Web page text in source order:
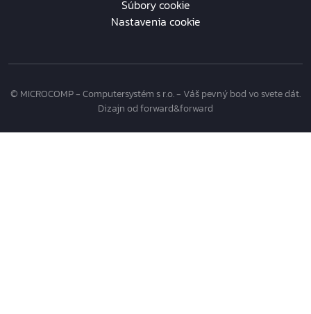
Súbory cookie
Nastavenia cookie
© MICROCOMP - Computersystém s r.o. - Váš pevný bod vo svete dát.
Dizajn od forward&forward